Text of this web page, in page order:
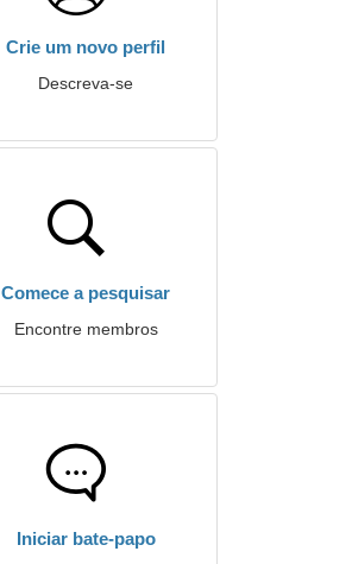
Crie um novo perfil
Descreva-se
Comece a pesquisar
Encontre membros
Iniciar bate-papo